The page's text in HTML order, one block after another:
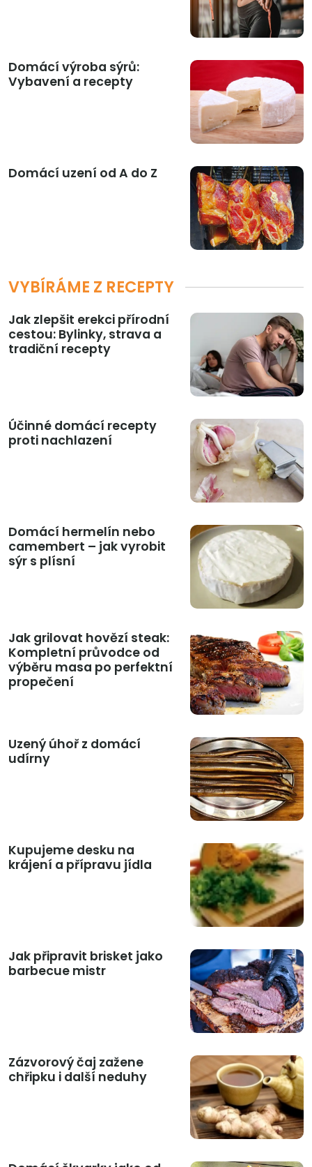
Domácí výroba sýrů:
Vybavení a recepty
Domácí uzení od A do Z
VYBÍRÁME Z RECEPTY
Jak zlepšit erekci přírodní
cestou: Bylinky, strava a
tradiční recepty
Účinné domácí recepty
proti nachlazení
Domácí hermelín nebo
camembert – jak vyrobit
sýr s plísní
Jak grilovat hovězí steak:
Kompletní průvodce od
výběru masa po perfektní
propečení
Uzený úhoř z domácí
udírny
Kupujeme desku na
krájení a přípravu jídla
Jak připravit brisket jako
barbecue mistr
Zázvorový čaj zažene
chřipku i další neduhy